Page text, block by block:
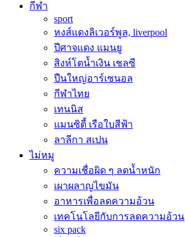
กีฬา
sport
หงส์แดงลิเวอร์พูล, liverpool
ปีศาจแดง แมนยู
สิงห์โตน้ำเงิน เชลซี
ปืนใหญ่อาร์เซนอล
กีฬาไทย
เทนนิส
แมนซิตี้ เรือใบสีฟ้า
ลาลีกา สเปน
ไม่หมู
ความเชื่อผิด ๆ ลดน้ำหนัก
เผาผลาญไขมัน
อาหารเพื่อลดความอ้วน
เทคโนโลยีกับการลดความอ้วน
six pack